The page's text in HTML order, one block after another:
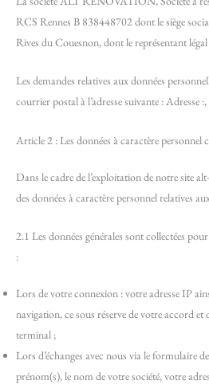
RCS Rennes B 838448702 dont le siège
Rives du Couesnon, dont le représentant
Les demandes relatives aux données
courrier postal à l’adresse suivante : Adresse
Article 2 : Les données à caractère personnel
Dans le cadre de l’exploitation de notre site
des données à caractère personnel relatives
2.1 Les données générales sont collectées
:
Lors de votre connexion : votre adresse IP
navigation, ce sous réserve de votre accord
terminal ;
Lors d’échanges avec nous via le formulaire
prénom(s), le nom de votre société, votre